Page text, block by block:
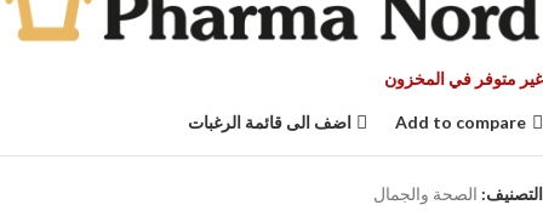
غير متوفر في المخزون
Add to compare اضف الى قائمة الرغبات
التصنيف: الصحة والجمال